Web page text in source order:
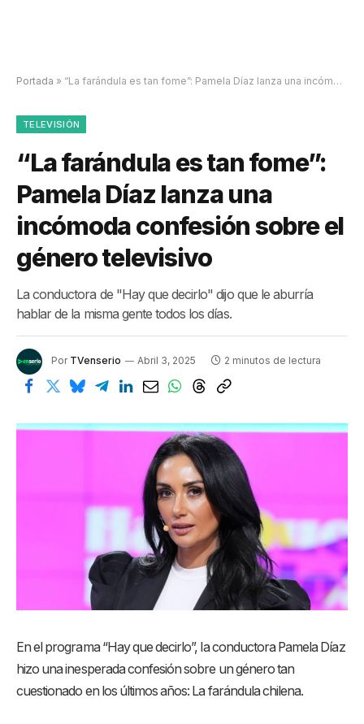
Portada » “La farándula es tan fome”: Pamela Díaz lanza una incómoda confesión sobre el género televisivo
TELEVISIÓN
“La farándula es tan fome”:
Pamela Díaz lanza una
incómoda confesión sobre el
género televisivo
La conductora de "Hay que decirlo" dijo que le aburría
hablar de la misma gente todos los días.
Por TVenserio Abril 3, 2025 2 minutos de lectura
En el programa “Hay que decirlo”, la conductora Pamela Díaz
hizo una inesperada confesión sobre un género tan
cuestionado en los últimos años: La farándula chilena.